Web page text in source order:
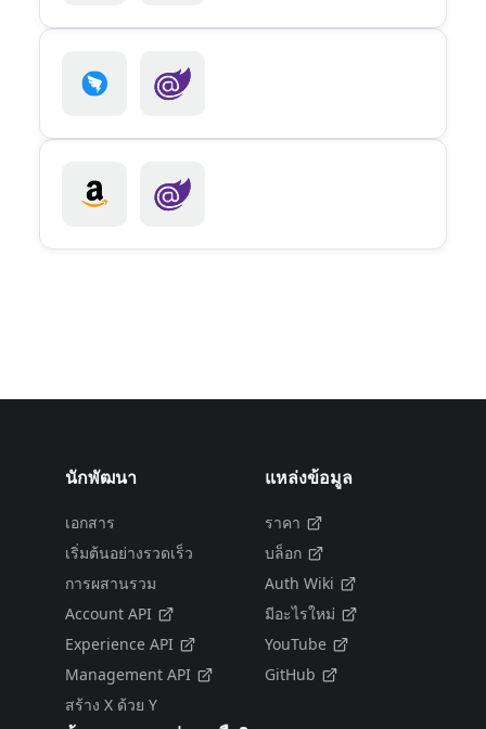
นักพัฒนา
เอกสาร
เริ่มต้นอย่างรวดเร็ว
การผสานรวม
Account API
Experience API
Management API
สร้าง X ด้วย Y
แหล่งข้อมูล
ราคา
บล็อก
Auth Wiki
มีอะไรใหม่
YouTube
GitHub